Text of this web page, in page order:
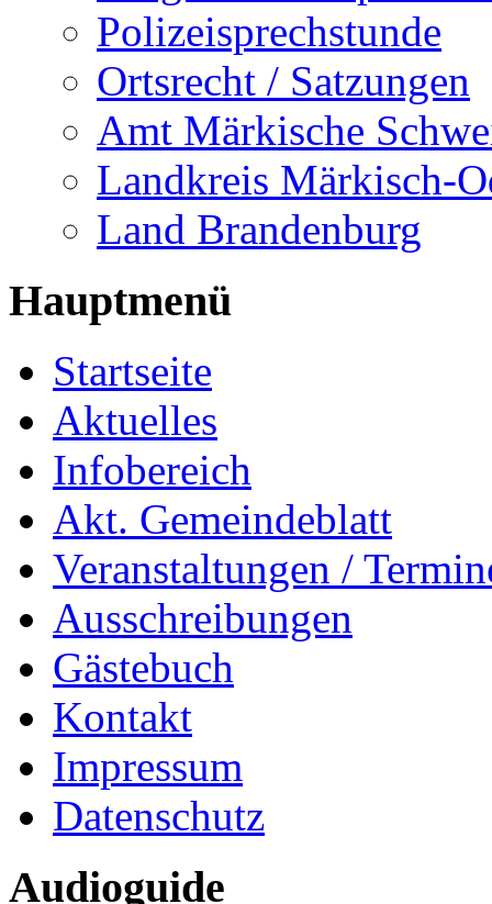
Polizeisprechstunde
Ortsrecht / Satzungen
Amt Märkische
Landkreis Märkisch-
Land Brandenburg
Hauptmenü
Startseite
Aktuelles
Infobereich
Akt. Gemeindeblatt
Veranstaltungen /
Ausschreibungen
Gästebuch
Kontakt
Impressum
Datenschutz
Audioguide